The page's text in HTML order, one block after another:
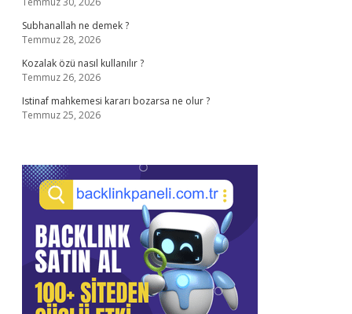
Subhanallah ne demek ?
Temmuz 28, 2026
Kozalak özü nasıl kullanılır ?
Temmuz 26, 2026
Istinaf mahkemesi kararı bozarsa ne olur ?
Temmuz 25, 2026